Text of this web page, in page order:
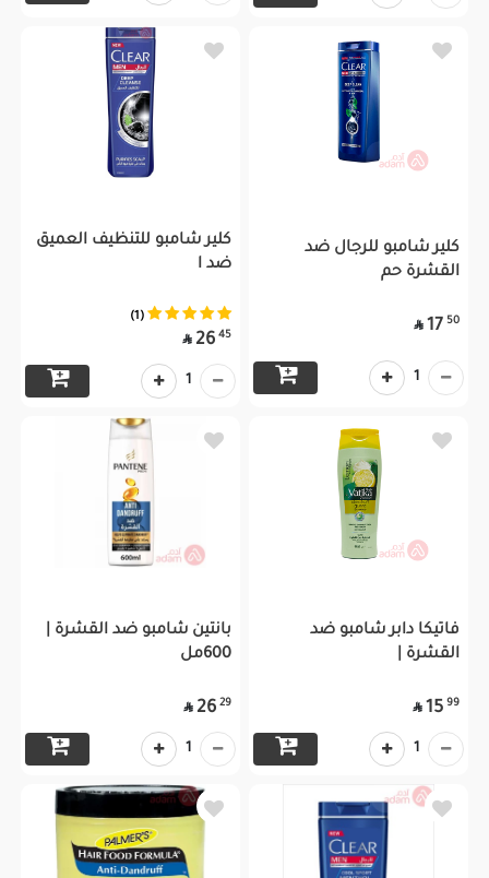
كلير شامبو للرجال ضد
القشرة حم
50
17

1
كلير شامبو للتنظيف العميق
ضد ا
(1)
45
26

1
فاتيكا دابر شامبو ضد
القشرة |
99
15

1
بانتين شامبو ضد القشرة |
600مل
29
26

1